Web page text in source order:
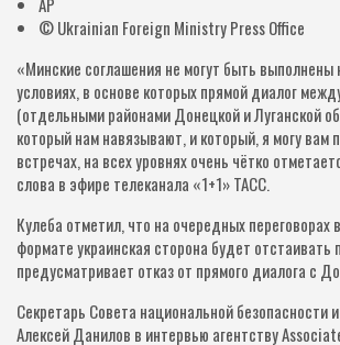
© Ukrainian Foreign Ministry Press Office
«Минские соглашения не могут быть выполнены
условиях, в основе которых прямой диалог
(отдельными районами Донецкой и Луганской
который нам навязывают, и который, я могу вам
встречах, на всех уровнях очень чётко
слова в эфире телеканала «1+1» ТАСС.
Кулеба отметил, что на очередных переговорах
формате украинская сторона будет отстаивать
предусматривает отказ от прямого диалога с
Секретарь Совета национальной безопасности
Алексей Данилов в интервью агентству